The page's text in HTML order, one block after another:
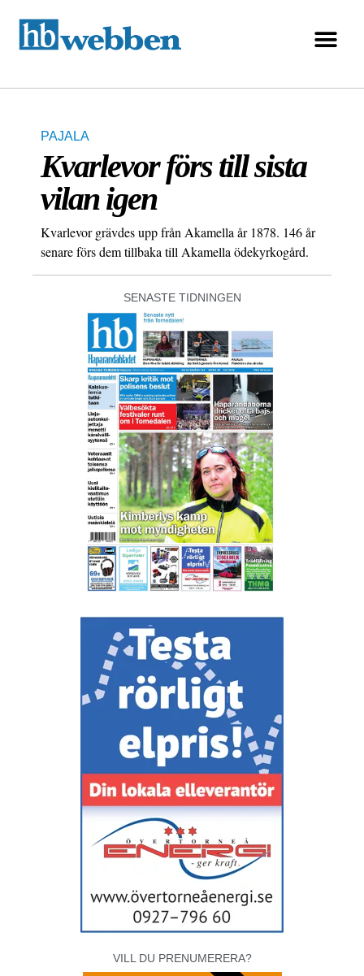
PAJALA
Kvarlevor förs till sista
vilan igen
Kvarlevor grävdes upp från Akamella år 1878. 146 år
senare förs dem tillbaka till Akamella ödekyrkogård.
SENASTE TIDNINGEN
VILL DU PRENUMERERA?